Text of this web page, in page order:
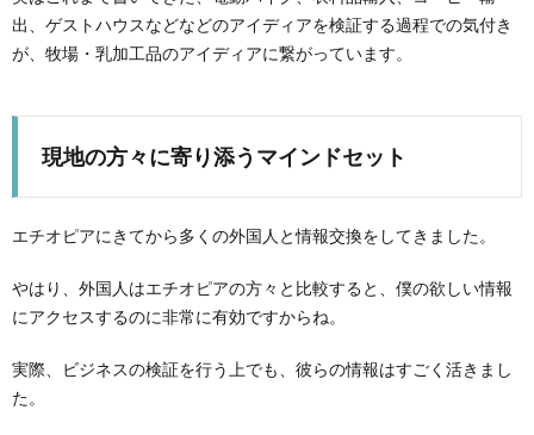
出、ゲストハウスなどなどのアイディアを検証する過程での気付き
が、牧場・乳加工品のアイディアに繋がっています。
現地の方々に寄り添うマインドセット
エチオピアにきてから多くの外国人と情報交換をしてきました。
やはり、外国人はエチオピアの方々と比較すると、僕の欲しい情報
にアクセスするのに非常に有効ですからね。
実際、ビジネスの検証を行う上でも、彼らの情報はすごく活きまし
た。